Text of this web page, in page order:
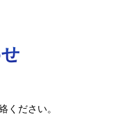
ください。